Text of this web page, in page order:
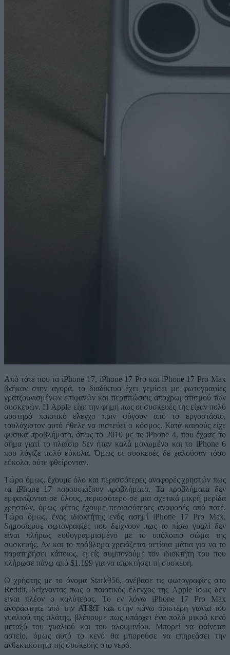
Από τότε που τα iPhone 17, iPhone 17 Pro και iPhone 17 Pro Max
βγήκαν στην αγορά, το διαδίκτυο έχει γεμίσει με φωτογραφίες
γρατζουνισμένων επιφανών και περιπτώσεις αποχρωματισμού των
συσκευών. Η Apple είχε την φήμη πως οι συσκευές της είχαν πολύ
αυστηρό ποιοτικό έλεγχο πριν φύγουν από το εργοστάσιο,
τουλάχιστον αυτό ήθελε να πιστεύει ο κόσμος. Κατά καιρούς είχε
φυσικά προβλήματα, όπως το 2010 με το iPhone 4, που έχασε το
σήμα γιατί το πλαίσιο δεν ήταν καλά μονωμένο και το iPhone 6
που λύγιζε πολύ εύκολα. Όμως οι συσκευές δε χαλούσαν τόσο
εύκολα, ούτε φθείρονταν.
Τώρα όμως, έχουμε όλο και περισσότερες αναφορές χρηστών πως
τα iPhone 17 παρουσιάζουν προβλήματα. Τα προβλήματα δεν
εμφανίζονται σε όλους, περισσότερο σε μια σχετικά μικρή μερίδα
χρηστών, όμως φέτος έχουμε περισσότερες αναφορές από ποτέ.
Τώρα όμως, ένας ιδιοκτήτης ενός ασημί iPhone 17 Pro Max,
δημοσίευσε φωτογραφίες που δείχνουν πως το πίσω γυαλί δεν
είναι πλήρως ευθυγραμμισμένο με το υπόλοιπο σώμα της
συσκευής. Αν και το πρόβλημα χρειάζεται αετίσια μάτια για να το
παρατηρήσει κάποιος, εμείς συμπονούμε τον ιδιοκτήτη του που
πλήρωσε πάνω από $1.199 για να αποκτήσει τη συσκευή.
Ο χρήστης με το όνομα Stark956, ανέβασε τις φωτογραφίες στο
Reddit, δείχνοντας πως ο ποιοτικός έλεγχος της Apple ίσως δεν
είναι πλέον ο καλύτερος. Το εν λόγω iPhone 17 Pro Max
αγοράστηκε από την AT&T και στην πάνω αριστερή γωνία του
γυαλιού της πλάτης, βλέπουμε πως υπάρχει ένα πολύ μικρό κενό
μεταξύ του γυαλιού και του αλουμινίου. Μπορεί να φαίνεται
αστείο, όμως αυτό το κενό θα μπορούσε να επηρεάσει την
ανθεκτικότητα της συσκευής στο νερό.